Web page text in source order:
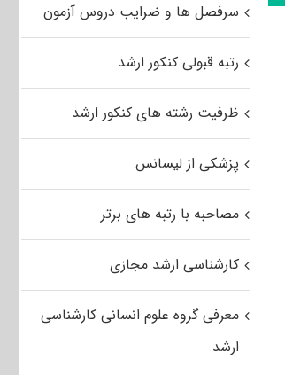
سرفصل ها و ضرایب دروس آزمون
رتبه قبولی کنکور ارشد
ظرفیت رشته های کنکور ارشد
پزشکی از لیسانس
مصاحبه با رتبه های برتر
کارشناسی ارشد مجازی
معرفی گروه علوم انسانی کارشناسی
ارشد